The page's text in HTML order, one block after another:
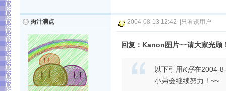
肉汁满点 2004-08-13 12:42 只看该用户
回复：Kanon图片~~请大家光顾
以下引用K仔在2004-
小弟会继续努力！~~